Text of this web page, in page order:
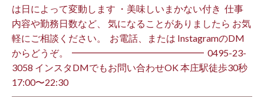
は日によって変動します ・美味しいまかない付き ⁡ 仕事
内容や勤務日数など、 気になることがありましたら お気
軽にご相談ください。 ⁡ お電話、または InstagramのDM
からどうぞ。 ⁡ ━━━━━━━━━━━━━━ ⁡ ️0495-23-
3058 インスタDMでもお問い合わせOK 本庄駅徒歩30秒
17:00〜22:30 ⁡